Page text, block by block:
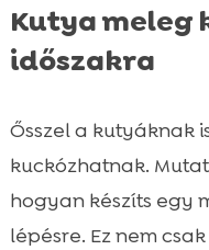
Kutya meleg
időszakra
Ősszel a kutyáknak
kuckózhatnak.
hogyan készíts egy
lépésre. Ez nem